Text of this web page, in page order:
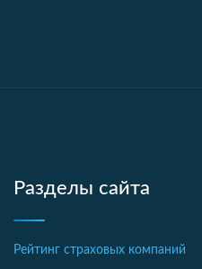
Разделы сайта
Рейтинг страховых компаний